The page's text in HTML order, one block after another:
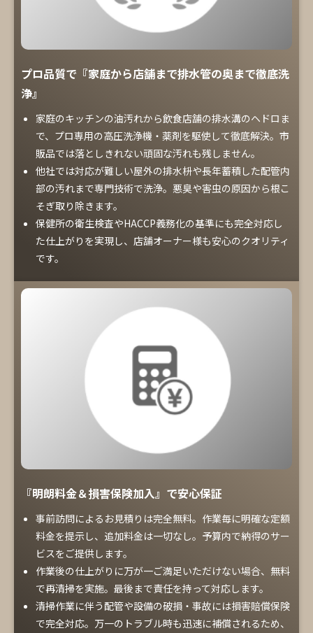
プロ品質で『家庭から店舗まで排水管の奥まで徹底洗
浄』
家庭のキッチンの油汚れから飲食店舗の排水溝のヘドロま
で、プロ専用の高圧洗浄機・薬剤を駆使して徹底解決。市
販品では落としきれない頑固な汚れも残しません。
他社では対応が難しい屋外の排水枡や長年蓄積した配管内
部の汚れまで専門技術で洗浄。悪臭や害虫の原因から根こ
そぎ取り除きます。
保健所の衛生検査やHACCP義務化の基準にも完全対応し
た仕上がりを実現し、店舗オーナー様も安心のクオリティ
です。
『明朗料金＆損害保険加入』で安心保証
事前訪問によるお見積りは完全無料。作業毎に明確な定額
料金を提示し、追加料金は一切なし。予算内で納得のサー
ビスをご提供します。
作業後の仕上がりに万が一ご満足いただけない場合、無料
で再清掃を実施。最後まで責任を持って対応します。
清掃作業に伴う配管や設備の破損・事故には損害賠償保険
で完全対応。万一のトラブル時も迅速に補償されるため、